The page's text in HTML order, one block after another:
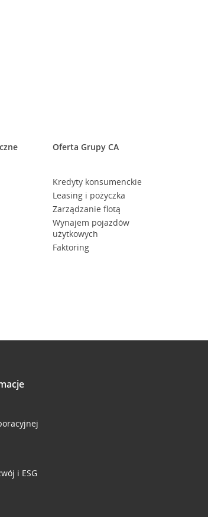
Oferta Grupy CA
Kredyty konsumenckie
Leasing i pożyczka
Zarządzanie flotą
Wynajem pojazdów
użytkowych
Faktoring
i ESG